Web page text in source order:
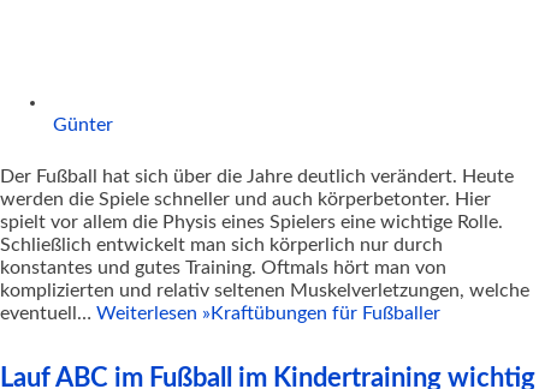
Günter
Der Fußball hat sich über die Jahre deutlich verändert. Heute
werden die Spiele schneller und auch körperbetonter. Hier
spielt vor allem die Physis eines Spielers eine wichtige Rolle.
Schließlich entwickelt man sich körperlich nur durch
konstantes und gutes Training. Oftmals hört man von
komplizierten und relativ seltenen Muskelverletzungen, welche
eventuell… Weiterlesen » Kraftübungen für Fußballer
Lauf ABC im Fußball im Kindertraining wichtig